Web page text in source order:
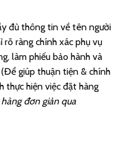
đủ thông tin về tên người
rõ ràng chính xác phụ vụ
làm phiếu bảo hành và
giúp thuận tiện & chính
thực hiện việc đặt hàng
đơn giản qua